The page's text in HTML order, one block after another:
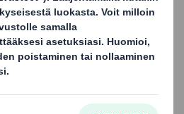
tuotti 30%
Samalla sen
10%.